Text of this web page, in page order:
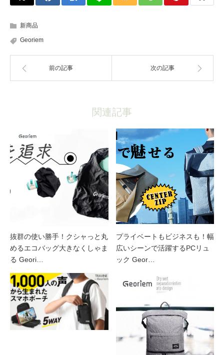
新商品
Georiem
前の記事 次の記事
関連記事
抜群の使い勝手！クシャっと丸
めるエコバッグ大きなくしゃま
る Geori…
プライベートもビジネスも！幅
広いシーンで活躍するPCリュ
ック Geor…